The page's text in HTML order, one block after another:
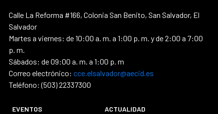
Calle La Reforma #166, Colonia San Benito, San Salvador, El
Salvador
Martes a viernes: de 10:00 a. m. a 1:00 p. m. y de 2:00 a 7:00
p. m.
Sábados: de 09:00 a. m. a 1:00 p. m
Correo electrónico: cce.elsalvador@aecid.es
Teléfono: (503) 22337300
EVENTOS
ACTUALIDAD